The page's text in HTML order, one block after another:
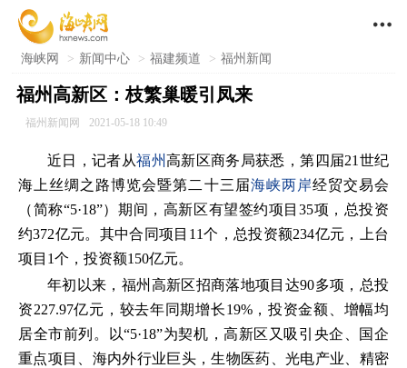

海峡网 > 新闻中心 > 福建频道 > 福州新闻
福州高新区：枝繁巢暖引凤来
福州新闻网 2021-05-18 10:49
近日，记者从福州高新区商务局获悉，第四届21世纪
海上丝绸之路博览会暨第二十三届海峡两岸经贸交易会
（简称“5·18”）期间，高新区有望签约项目35项，总投资
约372亿元。其中合同项目11个，总投资额234亿元，上台
项目1个，投资额150亿元。
年初以来，福州高新区招商落地项目达90多项，总投
资227.97亿元，较去年同期增长19%，投资金额、增幅均
居全市前列。以“5·18”为契机，高新区又吸引央企、国企
重点项目、海内外行业巨头，生物医药、光电产业、精密